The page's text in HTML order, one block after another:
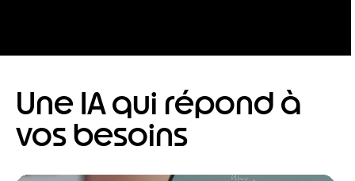
Une IA qui répond à
vos besoins